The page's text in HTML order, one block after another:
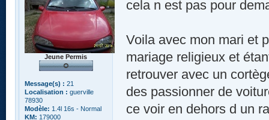
Jeune Permis
Message(s) : 21
Localisation : guerville
78930
Modèle: 1.4l 16s - Normal
KM: 179000
cela n est pas pour
Voila avec mon mari et
mariage religieux et
retrouver avec un
des passionner de
ce voir en dehors d un